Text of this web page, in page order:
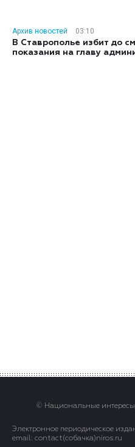
Архив новостей
03:10
В Ставрополье избит до
показания на главу
© Национальные
Электронное периодическое
email: contact(сoбaчка)niros.ru